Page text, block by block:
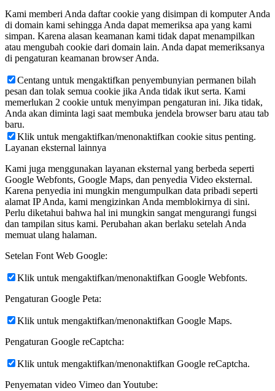
Kami memberi Anda daftar cookie yang disimpan di komputer Anda
di domain kami sehingga Anda dapat memeriksa apa yang kami
simpan. Karena alasan keamanan kami tidak dapat menampilkan
atau mengubah cookie dari domain lain. Anda dapat memeriksanya
di pengaturan keamanan browser Anda.
Centang untuk mengaktifkan penyembunyian permanen bilah
pesan dan tolak semua cookie jika Anda tidak ikut serta. Kami
memerlukan 2 cookie untuk menyimpan pengaturan ini. Jika tidak,
Anda akan diminta lagi saat membuka jendela browser baru atau tab
baru.
Klik untuk mengaktifkan/menonaktifkan cookie situs penting.
Layanan eksternal lainnya
Kami juga menggunakan layanan eksternal yang berbeda seperti
Google Webfonts, Google Maps, dan penyedia Video eksternal.
Karena penyedia ini mungkin mengumpulkan data pribadi seperti
alamat IP Anda, kami mengizinkan Anda memblokirnya di sini.
Perlu diketahui bahwa hal ini mungkin sangat mengurangi fungsi
dan tampilan situs kami. Perubahan akan berlaku setelah Anda
memuat ulang halaman.
Setelan Font Web Google:
Klik untuk mengaktifkan/menonaktifkan Google Webfonts.
Pengaturan Google Peta:
Klik untuk mengaktifkan/menonaktifkan Google Maps.
Pengaturan Google reCaptcha:
Klik untuk mengaktifkan/menonaktifkan Google reCaptcha.
Penyematan video Vimeo dan Youtube: